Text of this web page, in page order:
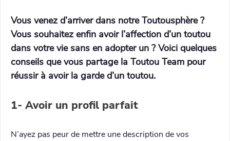
Vous venez d’arriver dans notre Toutousphère ?
Vous souhaitez enfin avoir l’affection d’un toutou
dans votre vie sans en adopter un ? Voici quelques
conseils que vous partage la Toutou Team pour
réussir à avoir la garde d’un toutou.
1- Avoir un profil parfait
N’ayez pas peur de mettre une description de vos